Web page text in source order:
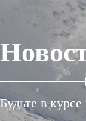
Будьте в